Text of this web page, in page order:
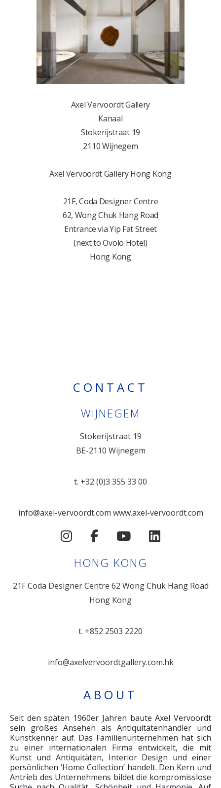
Axel Vervoordt Gallery
Kanaal
Stokerijstraat 19
2110 Wijnegem
Axel Vervoordt Gallery Hong Kong
21F, Coda Designer Centre
62, Wong Chuk Hang Road
Entrance via Yip Fat Street
(next to Ovolo Hotel)
Hong Kong
CONTACT
WIJNEGEM
Stokerijstraat 19
BE-2110 Wijnegem
t. +32 (0)3 355 33 00
info@axel-vervoordt.com www.axel-vervoordt.com
HONG KONG
21F Coda Designer Centre 62 Wong Chuk Hang Road
Hong Kong
t. +852 2503 2220
info@axelvervoordtgallery.com.hk
ABOUT
Seit den späten 1960er Jahren baute Axel Vervoordt
sein großes Ansehen als Antiquitätenhändler und
Kunstkenner auf. Das Familienunternehmen hat sich
zu einer internationalen Firma entwickelt, die mit
Kunst und Antiquitäten, Interior Design und einer
persönlichen ‘Home Collection’ handelt. Den Kern und
Antrieb des Unternehmens bildet die kompromisslose